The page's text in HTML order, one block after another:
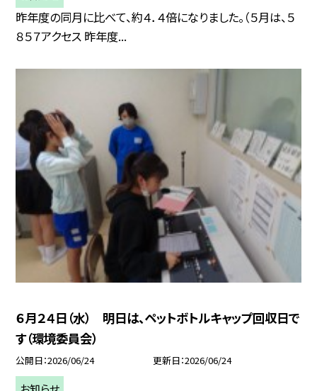
昨年度の同月に比べて、約４．４倍になりました。（５月は、５
８５７アクセス 昨年度...
６月２４日（水） 明日は、ペットボトルキャップ回収日で
す（環境委員会）
公開日 2026/06/24 更新日 2026/06/24